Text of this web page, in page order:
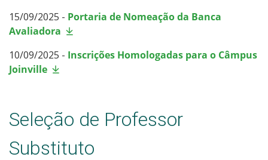
15/09/2025 - Portaria de Nomeação da Banca
Avaliadora
10/09/2025 - Inscrições Homologadas para o Câmpus
Joinville
Seleção de Professor
Substituto